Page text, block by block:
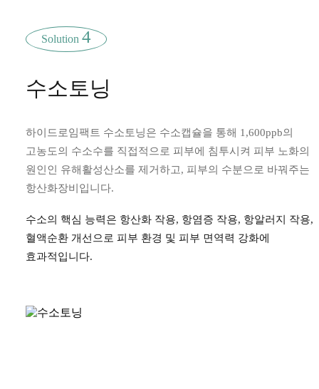
Solution 4
수소토닝
하이드로임팩트 수소토닝은 수소캡슐을 통해 1,600ppb의
고농도의 수소수를 직접적으로 피부에 침투시켜 피부 노화의
원인인 유해활성산소를 제거하고, 피부의 수분으로 바꿔주는
항산화장비입니다.
수소의 핵심 능력은 항산화 작용, 항염증 작용, 항알러지 작용,
혈액순환 개선으로 피부 환경 및 피부 면역력 강화에
효과적입니다.